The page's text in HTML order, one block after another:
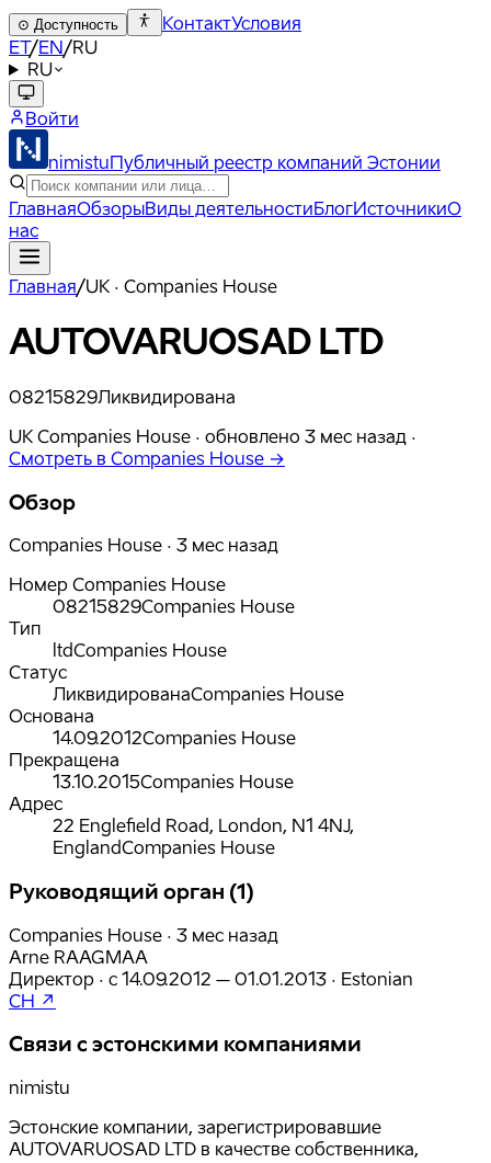
⊙ Доступность КонтактУсловия
ET/EN/RU
RU
Войти
nimistuПубличный реестр компаний Эстонии
ГлавнаяОбзорыВиды деятельностиБлогИсточникиО
нас
Главная/UK · Companies House
AUTOVARUOSAD LTD
08215829Ликвидирована
UK Companies House · обновлено 3 мес назад ·
Смотреть в Companies House →
Обзор
Companies House · 3 мес назад
Номер Companies House
08215829Companies House
Тип
ltdCompanies House
Статус
ЛиквидированаCompanies House
Основана
14.09.2012Companies House
Прекращена
13.10.2015Companies House
Адрес
22 Englefield Road, London, N1 4NJ,
EnglandCompanies House
Руководящий орган (1)
Companies House · 3 мес назад
Arne RAAGMAA
Директор · с 14.09.2012 – 01.01.2013 · Estonian
CH ↗
Связи с эстонскими компаниями
nimistu
Эстонские компании, зарегистрировавшие
AUTOVARUOSAD LTD в качестве собственника,